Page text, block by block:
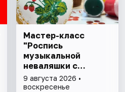
Мастер-класс
"Роспись
музыкальной
неваляшки с
чаепитием"
9 августа 2026 •
воскресенье